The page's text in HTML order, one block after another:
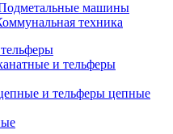
машины
техника
и тельферы
и тельферы цепные